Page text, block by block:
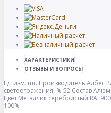
ХАРАКТЕРИСТИКИ
ОТЗЫВЫ И ВОПРОСЫ
Ед. изм. шт. Производитель Албес
светоотражения, % 52 Состав
Цвет Металлик серебристый
100%